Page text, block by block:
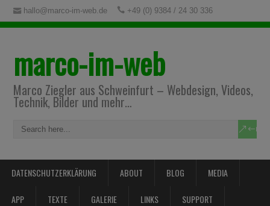
hallo@marco-im-web.de +49 (0) 9384 / 24 30 336
marco-im-web
Marco Ziegler aus Schweinfurt – Webdesign, Videos,
Technik, Bilder und mehr…
DATENSCHUTZERKLÄRUNG ABOUT BLOG MEDIA
APP TEXTE GALERIE LINKS SUPPORT